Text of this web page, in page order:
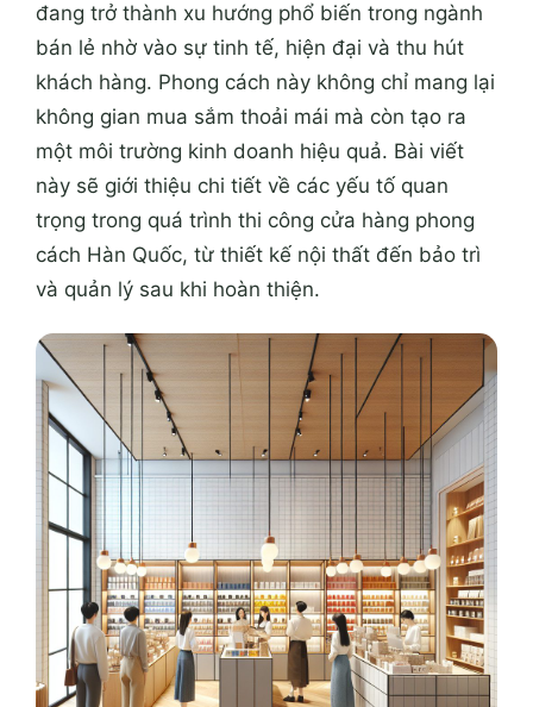
đang trở thành xu hướng phổ biến trong ngành
bán lẻ nhờ vào sự tinh tế, hiện đại và thu hút
khách hàng. Phong cách này không chỉ mang lại
không gian mua sắm thoải mái mà còn tạo ra
một môi trường kinh doanh hiệu quả. Bài viết
này sẽ giới thiệu chi tiết về các yếu tố quan
trọng trong quá trình thi công cửa hàng phong
cách Hàn Quốc, từ thiết kế nội thất đến bảo trì
và quản lý sau khi hoàn thiện.